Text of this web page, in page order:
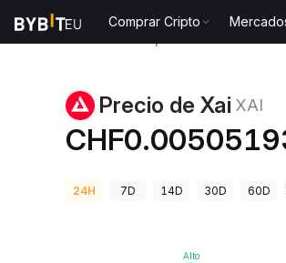
Comprar Cripto
Precio de Xai XAI
24H 7D 14D 30D 60D